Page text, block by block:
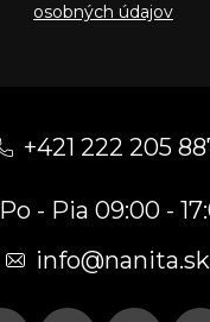
osobných údajov
+421 222 205
Po - Pia 09:00 -
info@nanita.sk